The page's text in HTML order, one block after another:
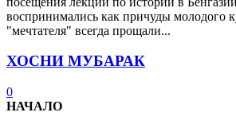
воспринимались как причуды молодого
"мечтателя" всегда прощали...
ХОСНИ МУБАРАК
0
НАЧАЛО